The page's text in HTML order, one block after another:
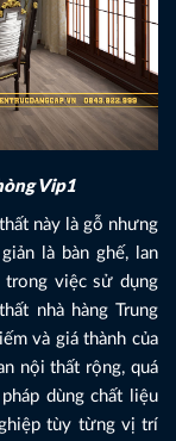
Vip1
này là gỗ nhưng
là bàn ghế, lan
trong việc sử dụng
nhà hàng Trung
và giá thành của
nội thất rộng, quá
dùng chất liệu
tùy từng vị trí